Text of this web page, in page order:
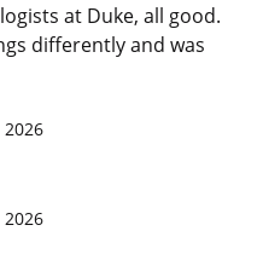
at Duke, all good.
differently and was